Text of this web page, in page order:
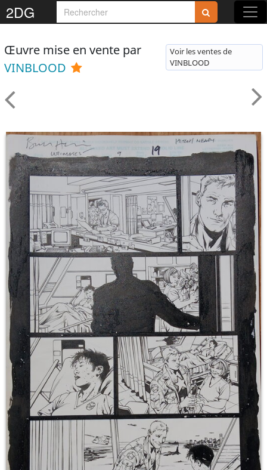
2DG
Œuvre mise en vente par
VINBLOOD
Voir les ventes de
VINBLOOD